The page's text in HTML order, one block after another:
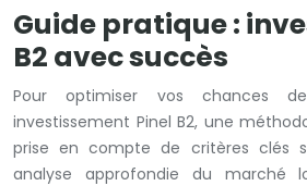
Guide pratique :
B2 avec succès
Pour optimiser vos chances
investissement Pinel B2, une
prise en compte de critères clés
analyse approfondie du marché